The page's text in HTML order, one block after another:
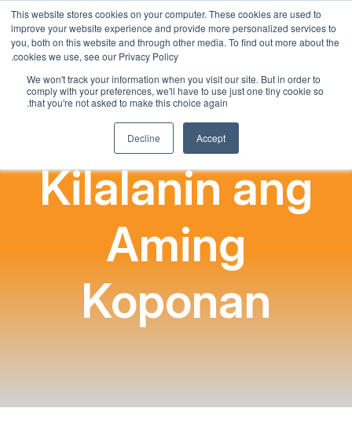
This website stores cookies on your computer. These cookies are used to
improve your website experience and provide more personalized services to
you, both on this website and through other media. To find out more about the
cookies we use, see our Privacy Policy.
We won't track your information when you visit our site. But in order to
comply with your preferences, we'll have to use just one tiny cookie so
that you're not asked to make this choice again.
Accept
Decline
Kilalanin ang
Aming
Koponan
Tagalog
English
Spanish
Arabic
Hindi